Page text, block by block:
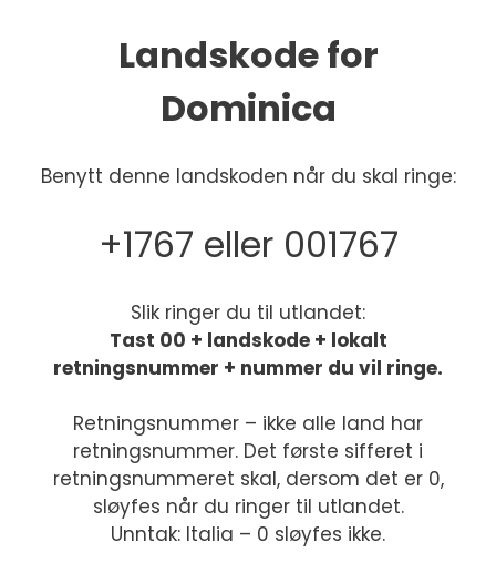
Landskode for
Dominica
Benytt denne landskoden når du skal ringe:
+1767 eller 001767
Slik ringer du til utlandet:
Tast 00 + landskode + lokalt
retningsnummer + nummer du vil ringe.
Retningsnummer – ikke alle land har
retningsnummer. Det første sifferet i
retningsnummeret skal, dersom det er 0,
sløyfes når du ringer til utlandet.
Unntak: Italia – 0 sløyfes ikke.